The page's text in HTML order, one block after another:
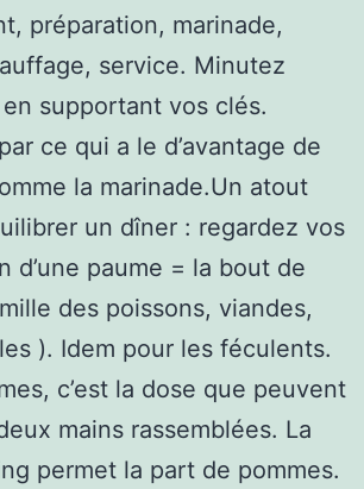
préparation, marinade,
service. Minutez
supportant vos clés.
ce qui a le d’avantage de
la marinade.Un atout
un dîner : regardez vos
d’une paume = la bout de
des poissons, viandes,
). Idem pour les féculents.
c’est la dose que peuvent
mains rassemblées. La
permet la part de pommes.